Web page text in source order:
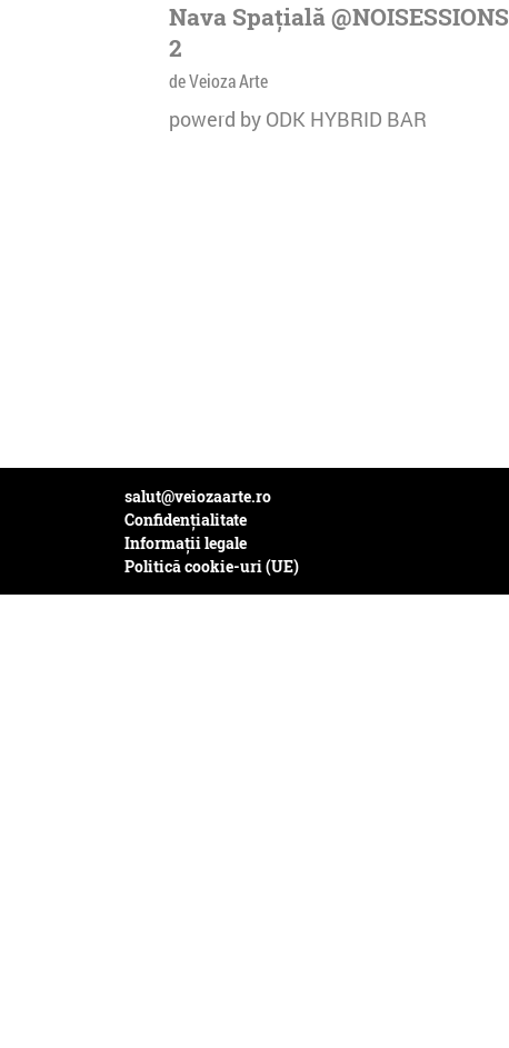
Nava Spațială @NOISESSIONS
2
de Veioza Arte
powerd by ODK HYBRID BAR
salut@veiozaarte.ro
Confidențialitate
Informații legale
Politică cookie-uri (UE)